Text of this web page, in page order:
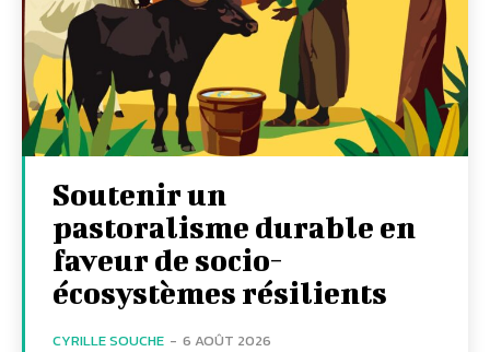
Soutenir un
pastoralisme durable en
faveur de socio-
écosystèmes résilients
CYRILLE SOUCHE - 6 AOÛT 2026